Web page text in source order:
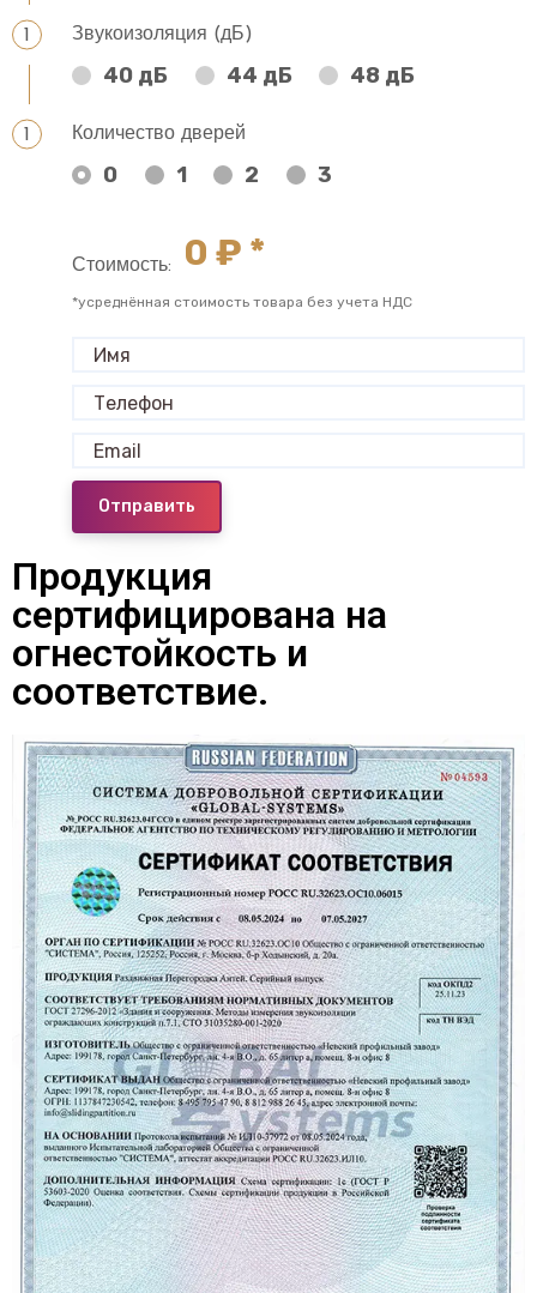
Звукоизоляция (дБ)
40 дБ 44 дБ 48 дБ
Количество дверей
0 1 2 3
Стоимость: 0 ₽ *
*усреднённая стоимость товара без учета НДС
Отправить
Продукция
сертифицирована на
огнестойкость и
соответствие.